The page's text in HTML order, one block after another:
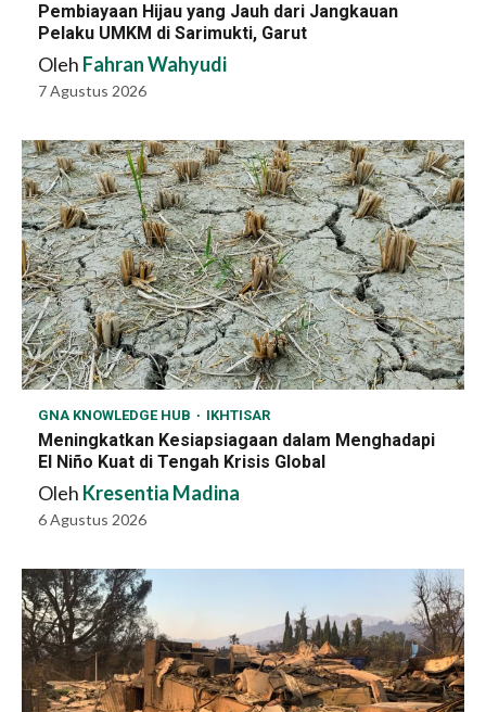
Pembiayaan Hijau yang Jauh dari Jangkauan
Pelaku UMKM di Sarimukti, Garut
Oleh Fahran Wahyudi
7 Agustus 2026
GNA KNOWLEDGE HUB IKHTISAR
Meningkatkan Kesiapsiagaan dalam Menghadapi
El Niño Kuat di Tengah Krisis Global
Oleh Kresentia Madina
6 Agustus 2026